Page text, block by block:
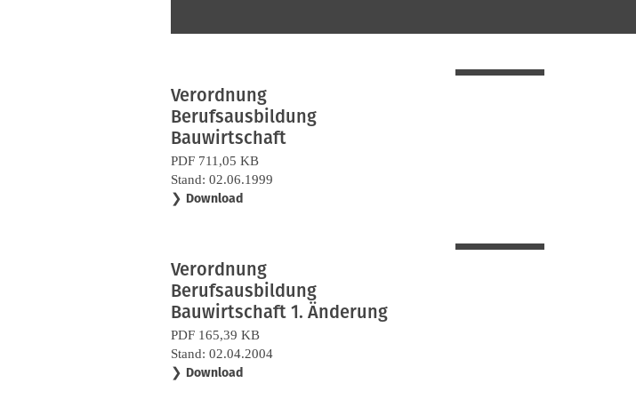
Verordnung
Berufsausbildung
Bauwirtschaft
PDF 711,05 KB
Stand: 02.06.1999
❯ Download
Verordnung
Berufsausbildung
Bauwirtschaft 1. Änderung
PDF 165,39 KB
Stand: 02.04.2004
❯ Download